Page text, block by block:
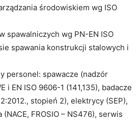
środowiskiem wg ISO
spawalniczych wg PN-EN ISO
spawania konstrukcji stalowych i
personel: spawacze (nadzór
i EN ISO 9606-1 (141,135), badacze
stopień 2), elektrycy (SEP),
FROSIO – NS476), serwis